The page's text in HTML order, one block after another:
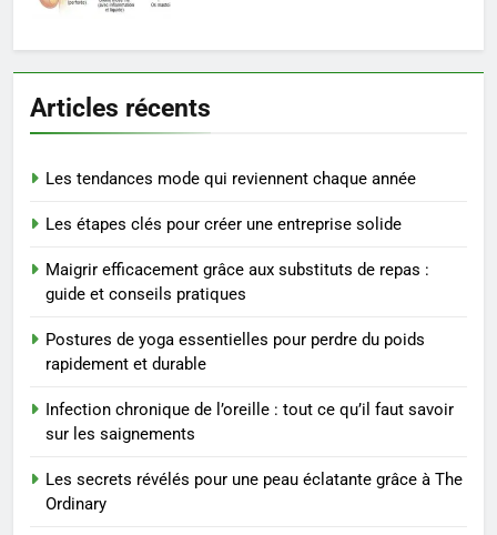
7
Prévenir les chutes chez les
seniors: aménagement et
exercices
BIEN ÊTRE
Voyance à La Rochelle : où
sérieux à un tarif juste ?
BIEN ÊTRE
1
Les tendances mode qui
reviennent chaque année
MODE
2
Articles récents
Les tendances mode qui reviennent chaque année
Les étapes clés pour créer une entreprise solide
Maigrir efficacement grâce aux substituts de repas :
guide et conseils pratiques
Postures de yoga essentielles pour perdre du poids
rapidement et durable
Infection chronique de l’oreille : tout ce qu’il faut savoir
sur les saignements
Les secrets révélés pour une peau éclatante grâce à The
Ordinary